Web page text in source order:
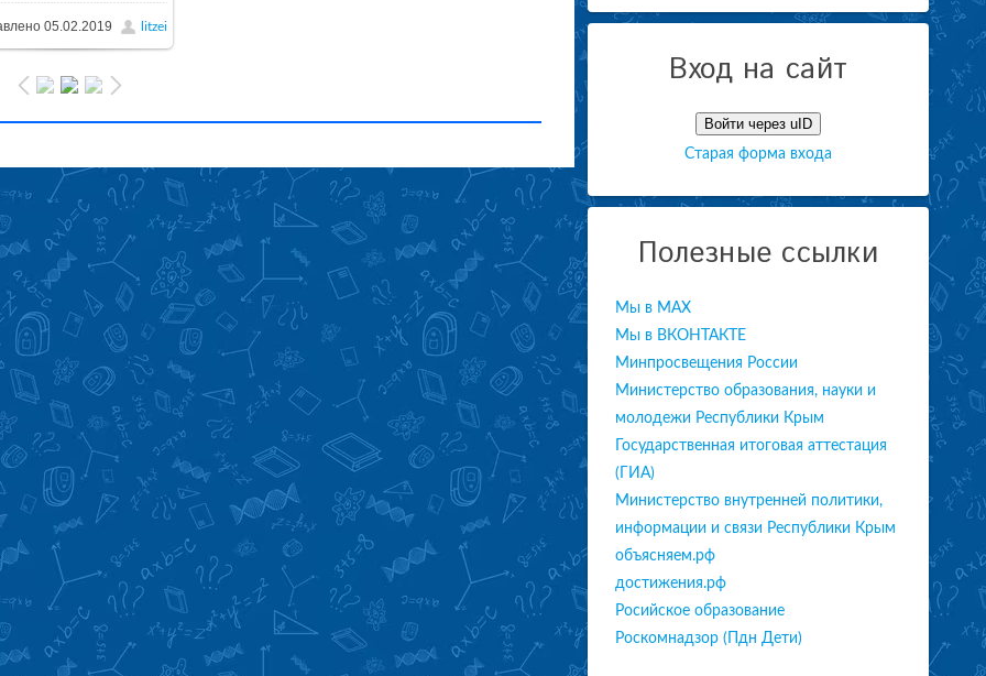
05.02.2019 litzei
Вход на сайт
Войти через uID
Старая форма входа
Полезные ссылки
Мы в МАХ
Мы в ВКОНТАКТЕ
Минпросвещения России
Министерство образования, науки и
молодежи Республики Крым
Государственная итоговая аттестация
(ГИА)
Министерство внутренней политики,
информации и связи Республики Крым
объясняем.рф
достижения.рф
Росийское образование
Роскомнадзор (Пдн Дети)